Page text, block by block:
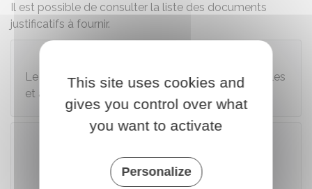
Il est possible de consulter la liste des documents
justificatifs à fournir.
Le formulaire doit être rempli en lettres majuscules
et avec un stylo noir.
Télécharger le formulaire (319.1 KB)
This site uses cookies and
gives you control over what
you want to activate
Personalize